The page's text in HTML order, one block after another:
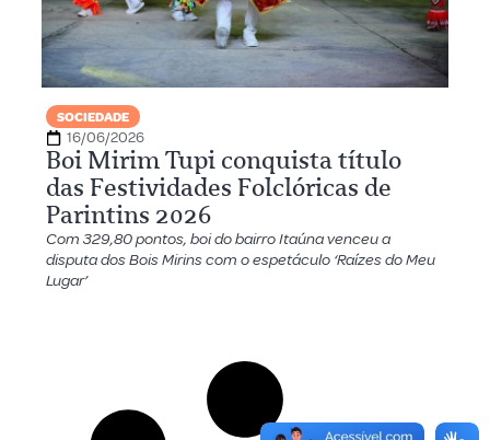
SOCIEDADE
16/06/2026
Boi Mirim Tupi conquista título
das Festividades Folclóricas de
Parintins 2026
Com 329,80 pontos, boi do bairro Itaúna venceu a
disputa dos Bois Mirins com o espetáculo ‘Raízes do Meu
Lugar’